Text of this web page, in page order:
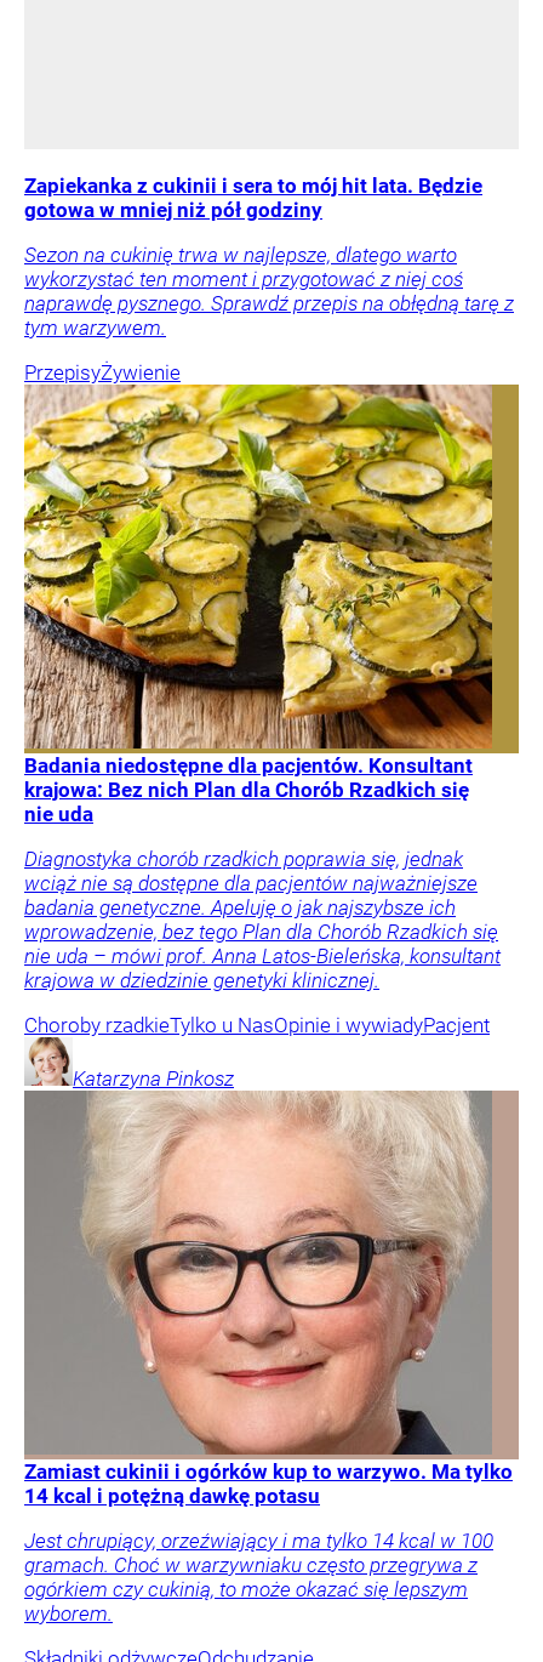
Zapiekanka z cukinii i sera to mój hit lata. Będzie
gotowa w mniej niż pół godziny
Sezon na cukinię trwa w najlepsze, dlatego warto
wykorzystać ten moment i przygotować z niej coś
naprawdę pysznego. Sprawdź przepis na obłędną tarę z
tym warzywem.
PrzepisyŻywienie
Badania niedostępne dla pacjentów. Konsultant
krajowa: Bez nich Plan dla Chorób Rzadkich się
nie uda
Diagnostyka chorób rzadkich poprawia się, jednak
wciąż nie są dostępne dla pacjentów najważniejsze
badania genetyczne. Apeluję o jak najszybsze ich
wprowadzenie, bez tego Plan dla Chorób Rzadkich się
nie uda – mówi prof. Anna Latos-Bieleńska, konsultant
krajowa w dziedzinie genetyki klinicznej.
Choroby rzadkieTylko u NasOpinie i wywiadyPacjent
Katarzyna Pinkosz
Zamiast cukinii i ogórków kup to warzywo. Ma tylko
14 kcal i potężną dawkę potasu
Jest chrupiący, orzeźwiający i ma tylko 14 kcal w 100
gramach. Choć w warzywniaku często przegrywa z
ogórkiem czy cukinią, to może okazać się lepszym
wyborem.